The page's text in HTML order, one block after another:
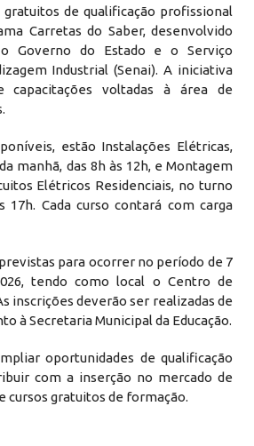
gratuitos de qualificação profissional
Carretas do Saber, desenvolvido
Governo do Estado e o Serviço
Industrial (Senai). A iniciativa
voltadas à área de
estão Instalações Elétricas,
manhã, das 8h às 12h, e Montagem
Elétricos Residenciais, no turno
17h. Cada curso contará com carga
para ocorrer no período de 7
tendo como local o Centro de
inscrições deverão ser realizadas de
à Secretaria Municipal da Educação.
oportunidades de qualificação
com a inserção no mercado de
cursos gratuitos de formação.